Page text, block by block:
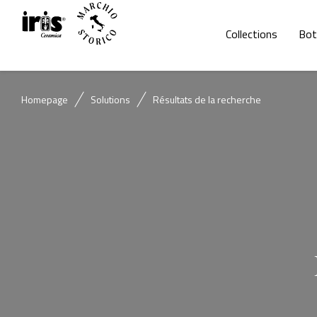
Collections
Homepage Solutions Résultats de la recherche